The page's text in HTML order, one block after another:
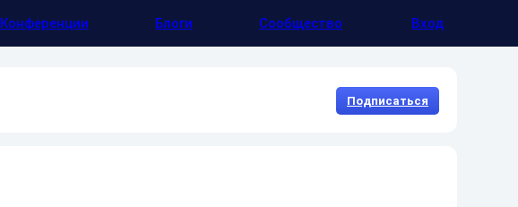
Конференции Блоги Сообщество Вход
Подписаться